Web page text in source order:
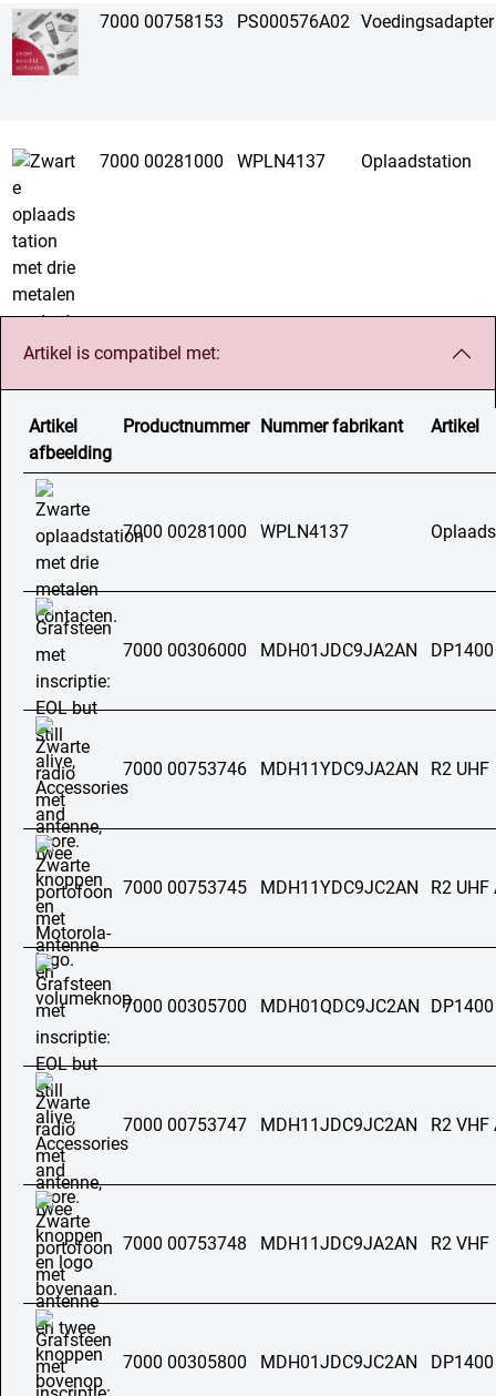
7000 00758153 PS000576A02 Voedingsadapter
7000 00281000 WPLN4137 Oplaadstation
Artikel is compatibel met:
Artikel
afbeelding
Productnummer Nummer fabrikant Artikel
7000 00281000 WPLN4137
7000 00306000 MDH01JDC9JA2AN
7000 00753746 MDH11YDC9JA2AN R2 UHF
7000 00753745 MDH11YDC9JC2AN R2 UHF
7000 00305700 MDH01QDC9JC2AN
7000 00753747 MDH11JDC9JC2AN R2 VHF
7000 00753748 MDH11JDC9JA2AN R2 VHF
7000 00305800 MDH01JDC9JC2AN